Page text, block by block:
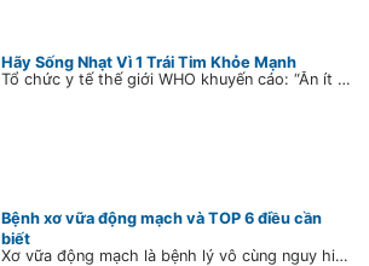
Hãy Sống Nhạt Vì 1 Trái Tim Khỏe Mạnh
Tổ chức y tế thế giới WHO khuyến cáo: “Ăn ít hơn 5g muối/ngày sẽ giúp giảm nguy cơ mắc bệnh tim mạch, đột quỵ, tăng huyết áp và bệnh mạch vành...” Trong khi đó, lượng muối tiêu thụ của người Việt hiện đang ở mức 9g muối/ngày (x2 lần so với khuyến cáo của WHO). Đó cũng là lý do tại sao bệnh tim mạch là nguyên nhân gây tử vong hàng đầu ở nước ta.
Bệnh xơ vữa động mạch và TOP 6 điều cần
biết
Xơ vữa động mạch là bệnh lý vô cùng nguy hiểm bởi người mắc bệnh hầu như không có biểu hiện gì cho đến khi bệnh đã trở nặng. Tuy nhiên, chính sự diễn biến âm thầm này là nguyên nhân khiến nhiều người đứng trước nguy cơ bị đau tim, đột quỵ, cắt cụt chân, tàn tật và thậm chí tử vong.